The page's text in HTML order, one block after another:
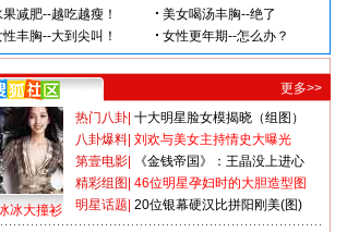
更多>>
冰大撞衫
热门八卦 十大明星脸女模揭晓（组图）
八卦爆料 刘欢与美女主持情史大曝光
第壹电影
《金钱帝国》：王晶没上进心
精彩组图 46位明星孕妇时的大胆造型图
明星话题 20位银幕硬汉比拼阳刚美(图)